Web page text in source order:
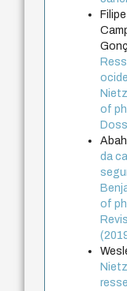
of
da
of